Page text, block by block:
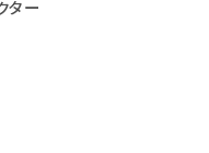
ター